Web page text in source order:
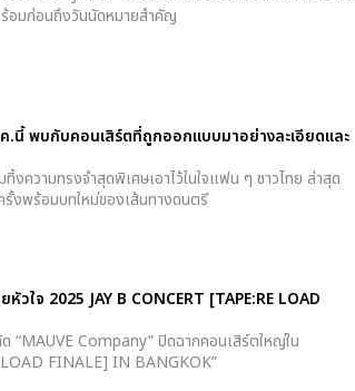
อมก่อนถึงวันนัดหมายสำคัญ
.นี้ พบกับคอนเสิร์ตที่ถูกออกแบบมาอย่างละเอียดและ
ความทรงจำสุดพิเศษเอาไว้ในใจแฟน ๆ ชาวไทย ล่าสุด
รั้งพร้อมบทใหม่ของเส้นทางดนตรี
ใจ 2025 JAY B CONCERT [TAPE:RE LOAD
“MAUVE Company” ปิดฉากคอนเสิร์ตใหญ่ใน
LOAD FINALE] IN BANGKOK”